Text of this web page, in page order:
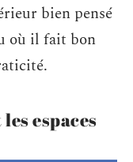
bien pensé
où il fait bon
espaces